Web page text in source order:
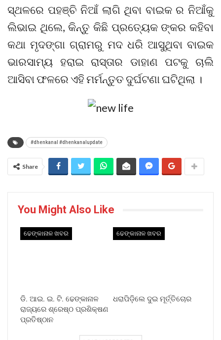
ସ୍ଥଳରେ ପହଞ୍ଚି ନିଆଁ ଲାଗି ଥିବା ବାଇକ ର ନିଆଁକୁ
ଲିଭାଇ ଥିଲେ, କିନ୍ତୁ କିଛି ପ୍ରତ୍ୟେକ ଙ୍କର କହିବା
କଥା ମୃଦଙ୍ଗା ଗ୍ରାମରୁ ମଦ ଧରି ଆସୁଥିବା ବାଇକ
ଭାରସାମ୍ୟ ହରାଇ ରାସ୍ତାର ଡାହାଣ ପଟକୁ ଚାଲି
ଆସିବା ଫଳରେ ଏହି ମର୍ମନ୍ତୁତ ଦୁର୍ଘଟଣା ଘଟିଥିଲା ।
#dhenkanal #dhenkanalupdate
Share
You Might Also Like
ଢେଙ୍କାନାଳ ଖବର
ଡି. ଆଇ. ଇ. ଟି. ଢେଙ୍କାନାଳ
ରାଜ୍ୟରେ ଶ୍ରେଷ୍ଠ ପ୍ରଶିକ୍ଷଣ
ପ୍ରତିଷ୍ଠାନ
ଢେଙ୍କାନାଳ ଖବର
ଧରାପିଡ଼ିଲେ ଦୁଇ ମୂର୍ତ୍ତିଚୋର